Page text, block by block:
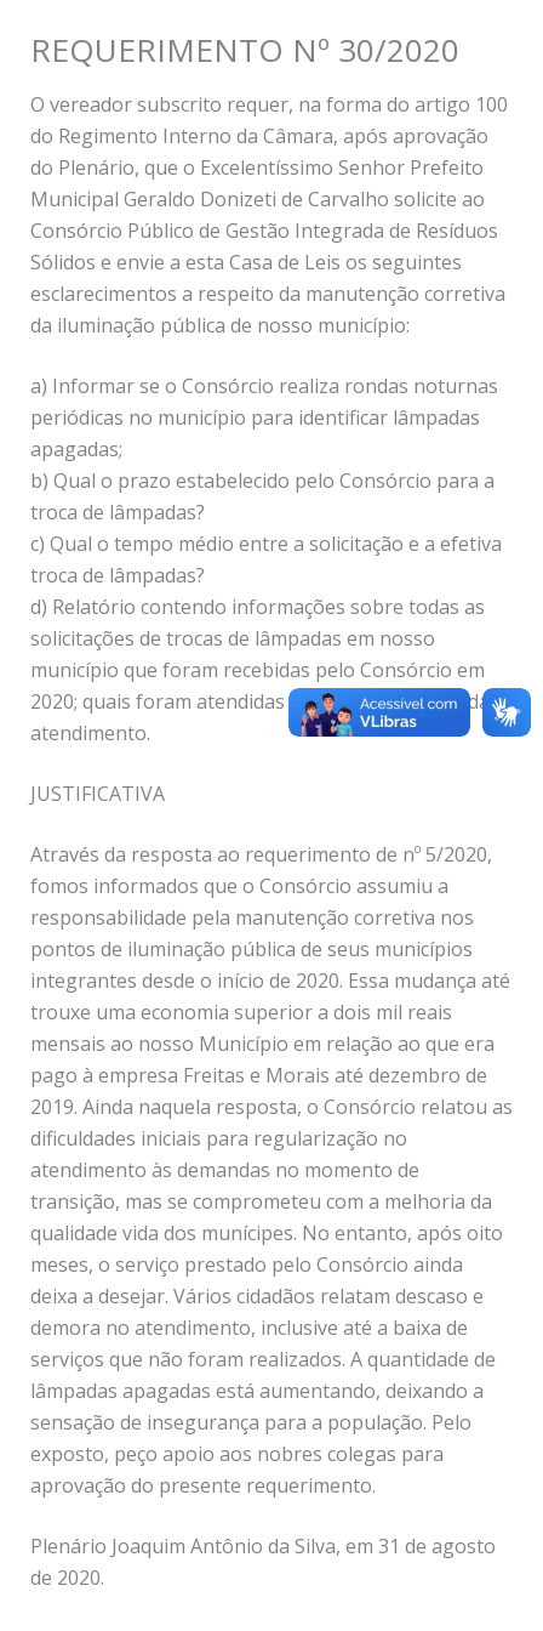
REQUERIMENTO Nº 30/2020
O vereador subscrito requer, na forma do artigo 100
do Regimento Interno da Câmara, após aprovação
do Plenário, que o Excelentíssimo Senhor Prefeito
Municipal Geraldo Donizeti de Carvalho solicite ao
Consórcio Público de Gestão Integrada de Resíduos
Sólidos e envie a esta Casa de Leis os seguintes
esclarecimentos a respeito da manutenção corretiva
da iluminação pública de nosso município:
a) Informar se o Consórcio realiza rondas noturnas
periódicas no município para identificar lâmpadas
apagadas;
b) Qual o prazo estabelecido pelo Consórcio para a
troca de lâmpadas?
c) Qual o tempo médio entre a solicitação e a efetiva
troca de lâmpadas?
d) Relatório contendo informações sobre todas as
solicitações de trocas de lâmpadas em nosso
município que foram recebidas pelo Consórcio em
2020; quais foram atendidas e quais ainda aguardam
atendimento.
JUSTIFICATIVA
Através da resposta ao requerimento de nº 5/2020,
fomos informados que o Consórcio assumiu a
responsabilidade pela manutenção corretiva nos
pontos de iluminação pública de seus municípios
integrantes desde o início de 2020. Essa mudança até
trouxe uma economia superior a dois mil reais
mensais ao nosso Município em relação ao que era
pago à empresa Freitas e Morais até dezembro de
2019. Ainda naquela resposta, o Consórcio relatou as
dificuldades iniciais para regularização no
atendimento às demandas no momento de
transição, mas se comprometeu com a melhoria da
qualidade vida dos munícipes. No entanto, após oito
meses, o serviço prestado pelo Consórcio ainda
deixa a desejar. Vários cidadãos relatam descaso e
demora no atendimento, inclusive até a baixa de
serviços que não foram realizados. A quantidade de
lâmpadas apagadas está aumentando, deixando a
sensação de insegurança para a população. Pelo
exposto, peço apoio aos nobres colegas para
aprovação do presente requerimento.
Plenário Joaquim Antônio da Silva, em 31 de agosto
de 2020.